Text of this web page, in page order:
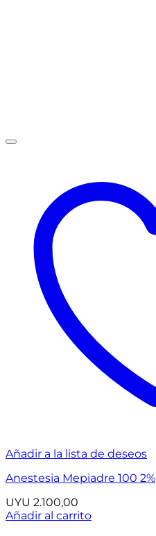
Añadir a la lista de deseos
Anestesia Mepiadre 100 2%
UYU 2.100,00
Añadir al carrito